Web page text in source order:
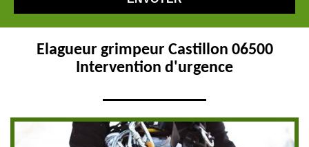
Elagueur grimpeur Castillon 06500
Intervention d'urgence